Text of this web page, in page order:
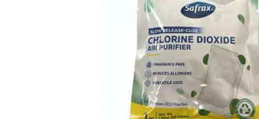
SUŠÍCÍ SÍŤ SUŠINKA - ČERNÁ
OVÁLNÁ S ORANŽOVÝM ZIPEM, 6